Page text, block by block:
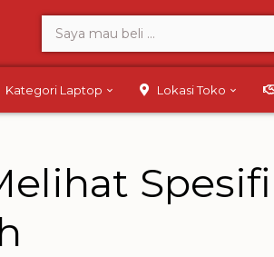
Kategori Laptop Lokasi Toko